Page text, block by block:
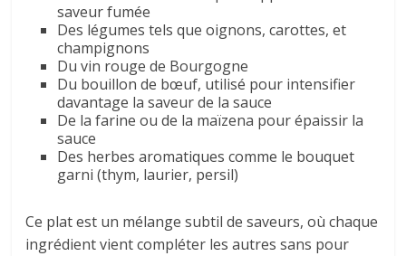
saveur fumée
Des légumes tels que oignons, carottes, et
champignons
Du vin rouge de Bourgogne
Du bouillon de bœuf, utilisé pour intensifier
davantage la saveur de la sauce
De la farine ou de la maïzena pour épaissir la
sauce
Des herbes aromatiques comme le bouquet
garni (thym, laurier, persil)
Ce plat est un mélange subtil de saveurs, où chaque
ingrédient vient compléter les autres sans pour